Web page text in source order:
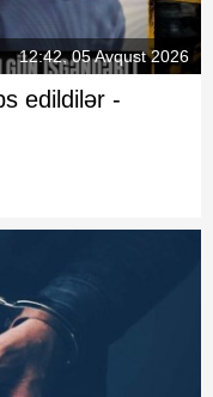
12:42, 05 Avqust 2026
edildilər -